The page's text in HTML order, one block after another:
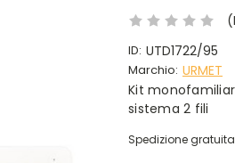
ID: UTD1722/95
Marchio: URMET
Kit
sistema 2 fili
Spedizione